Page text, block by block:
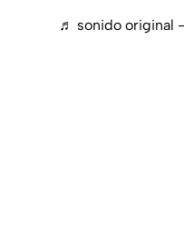
♬ sonido original